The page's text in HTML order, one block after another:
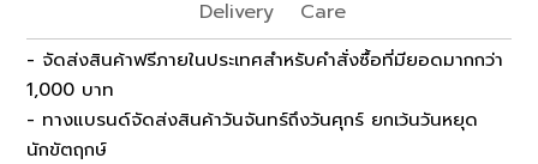
Delivery Care
- จัดส่งสินค้าฟรีภายในประเทศสำหรับคำสั่งซื้อที่มียอดมากกว่า
1,000 บาท
- ทางแบรนด์จัดส่งสินค้าวันจันทร์ถึงวันศุกร์ ยกเว้นวันหยุด
นักขัตฤกษ์